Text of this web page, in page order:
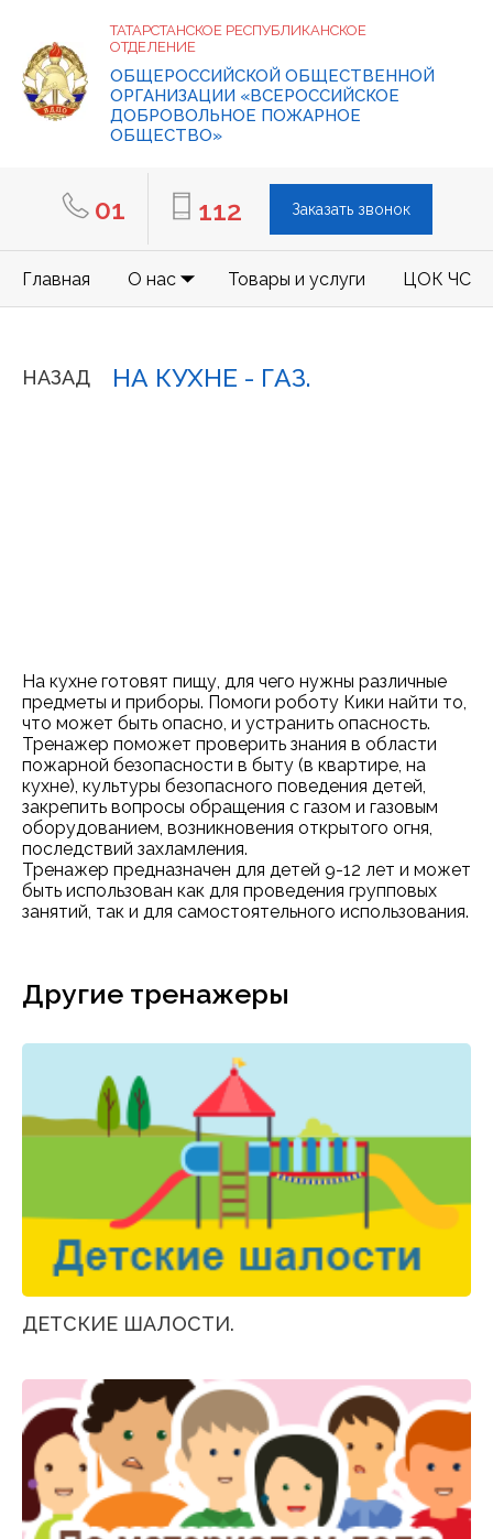
ТАТАРСТАНСКОЕ РЕСПУБЛИКАНСКОЕ
ОТДЕЛЕНИЕ
ОБЩЕРОССИЙСКОЙ ОБЩЕСТВЕННОЙ
ОРГАНИЗАЦИИ «ВСЕРОССИЙСКОЕ
ДОБРОВОЛЬНОЕ ПОЖАРНОЕ
ОБЩЕСТВО»
01 112 Заказать звонок
Главная О нас Товары и услуги ЦОК ЧС
НАЗАД НА КУХНЕ - ГАЗ.
На кухне готовят пищу, для чего нужны различные
предметы и приборы. Помоги роботу Кики найти то,
что может быть опасно, и устранить опасность.
Тренажер поможет проверить знания в области
пожарной безопасности в быту (в квартире, на
кухне), культуры безопасного поведения детей,
закрепить вопросы обращения с газом и газовым
оборудованием, возникновения открытого огня,
последствий захламления.
Тренажер предназначен для детей 9-12 лет и может
быть использован как для проведения групповых
занятий, так и для самостоятельного использования.
Другие тренажеры
ДЕТСКИЕ ШАЛОСТИ.